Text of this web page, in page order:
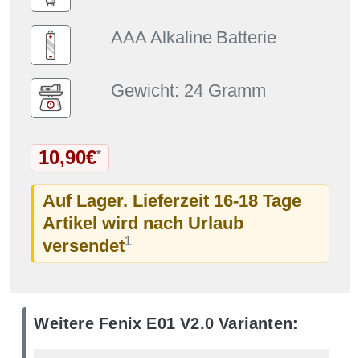
AAA Alkaline Batterie
Gewicht: 24 Gramm
10,90€*
Auf Lager. Lieferzeit 16-18 Tage
Artikel wird nach Urlaub
versendet1
Weitere Fenix E01 V2.0 Varianten: